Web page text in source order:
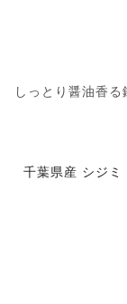
しっとり醤油香る
千葉県産 シジミ